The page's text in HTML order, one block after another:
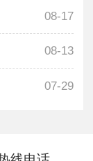
08-17
08-13
07-29